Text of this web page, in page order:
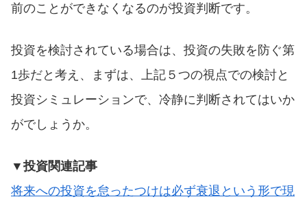
前のことができなくなるのが投資判断です。
投資を検討されている場合は、投資の失敗を防ぐ第
1歩だと考え、まずは、上記５つの視点での検討と
投資シミュレーションで、冷静に判断されてはいか
がでしょうか。
▼投資関連記事
将来への投資を怠ったつけは必ず衰退という形で現